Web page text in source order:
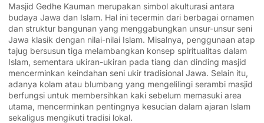
Masjid Gedhe Kauman merupakan simbol akulturasi antara
budaya Jawa dan Islam. Hal ini tecermin dari berbagai ornamen
dan struktur bangunan yang menggabungkan unsur-unsur seni
Jawa klasik dengan nilai-nilai Islam. Misalnya, penggunaan atap
tajug bersusun tiga melambangkan konsep spiritualitas dalam
Islam, sementara ukiran-ukiran pada tiang dan dinding masjid
mencerminkan keindahan seni ukir tradisional Jawa. Selain itu,
adanya kolam atau blumbang yang mengelilingi serambi masjid
berfungsi untuk membersihkan kaki sebelum memasuki area
utama, mencerminkan pentingnya kesucian dalam ajaran Islam
sekaligus mengikuti tradisi lokal.